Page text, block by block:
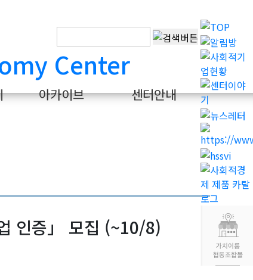
아카이브 센터안내
인증」 모집 (~10/8)